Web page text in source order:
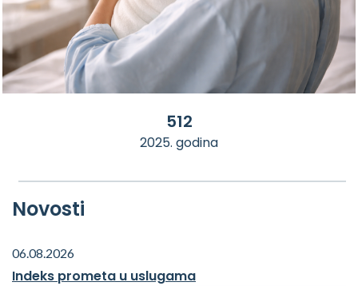
512
2025. godina
Novosti
06.08.2026
Indeks prometa u uslugama